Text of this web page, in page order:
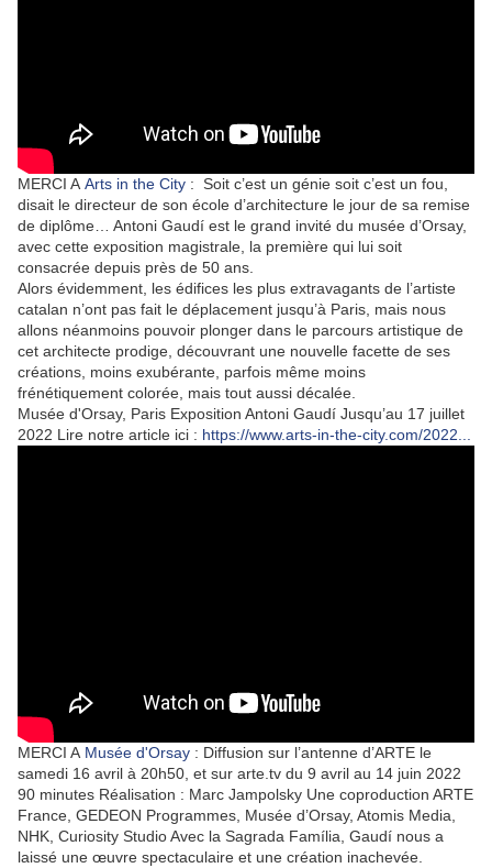
MERCI A Arts in the City : Soit c’est un génie soit c’est un fou,
disait le directeur de son école d’architecture le jour de sa remise
de diplôme… Antoni Gaudí est le grand invité du musée d’Orsay,
avec cette exposition magistrale, la première qui lui soit
consacrée depuis près de 50 ans.
Alors évidemment, les édifices les plus extravagants de l’artiste
catalan n’ont pas fait le déplacement jusqu’à Paris, mais nous
allons néanmoins pouvoir plonger dans le parcours artistique de
cet architecte prodige, découvrant une nouvelle facette de ses
créations, moins exubérante, parfois même moins
frénétiquement colorée, mais tout aussi décalée.
Musée d'Orsay, Paris Exposition Antoni Gaudí Jusqu’au 17 juillet
2022 Lire notre article ici : https://www.arts-in-the-city.com/2022...
MERCI A Musée d'Orsay : Diffusion sur l’antenne d’ARTE le
samedi 16 avril à 20h50, et sur arte.tv du 9 avril au 14 juin 2022
90 minutes Réalisation : Marc Jampolsky Une coproduction ARTE
France, GEDEON Programmes, Musée d’Orsay, Atomis Media,
NHK, Curiosity Studio Avec la Sagrada Família, Gaudí nous a
laissé une œuvre spectaculaire et une création inachevée.